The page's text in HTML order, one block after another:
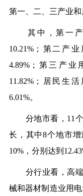
第一、二、三产业和
其中，第一产
10.21%；第二产
4.89%；第三产业
11.82%；居民生
6.01%。
分地市看，11个
长，其中8个地市
10%，分别达到
分行业看，高端
械和器材制造业用